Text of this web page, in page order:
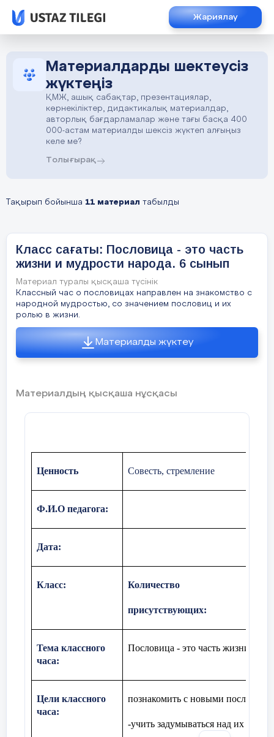
Жариялау
Материалдарды шектеусіз
жүктеңіз
ҚМЖ, ашық сабақтар, презентациялар,
көрнекіліктер, дидактикалық материалдар,
авторлық бағдарламалар және тағы басқа 400
000-астам материалды шексіз жүктеп алғыңыз
келе ме?
Толығырақ
Тақырып бойынша 11 материал табылды
Класс сағаты: Пословица - это часть
жизни и мудрости народа. 6 сынып
Материал туралы қысқаша түсінік
Классный час о пословицах направлен на знакомство с
народной мудростью, со значением пословиц и их
ролью в жизни.
Материалды жүктеу
Материалдың қысқаша нұсқасы
Ценность Совесть, стремление
Ф.И.О педагога:
Дата:
Класс: Количество
присутствующих:
Тема классного
часа:
Пословица - это часть жизни и
Цели классного
часа:
познакомить с новыми
-учить задумываться над их